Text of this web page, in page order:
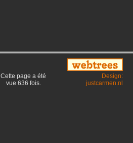
Cette page a été
vue 636 fois.
Design:
justcarmen.nl